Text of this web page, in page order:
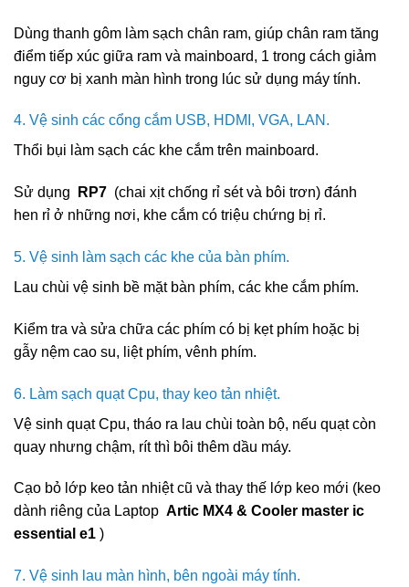
Dùng thanh gôm làm sạch chân ram, giúp chân ram tăng
điểm tiếp xúc giữa ram và mainboard, 1 trong cách giảm
nguy cơ bị xanh màn hình trong lúc sử dụng máy tính.
4. Vệ sinh các cổng cắm USB, HDMI, VGA, LAN.
Thổi bụi làm sạch các khe cắm trên mainboard.
Sử dụng RP7 (chai xịt chống rỉ sét và bôi trơn) đánh
hen rỉ ở những nơi, khe cắm có triệu chứng bị rỉ.
5. Vệ sinh làm sạch các khe của bàn phím.
Lau chùi vệ sinh bề mặt bàn phím, các khe cắm phím.
Kiểm tra và sửa chữa các phím có bị kẹt phím hoặc bị
gẫy nệm cao su, liệt phím, vênh phím.
6. Làm sạch quạt Cpu, thay keo tản nhiệt.
Vệ sinh quạt Cpu, tháo ra lau chùi toàn bộ, nếu quạt còn
quay nhưng chậm, rít thì bôi thêm dầu máy.
Cạo bỏ lớp keo tản nhiệt cũ và thay thế lớp keo mới (keo
dành riêng của Laptop Artic MX4 & Cooler master ic
essential e1 )
7. Vệ sinh lau màn hình, bên ngoài máy tính.